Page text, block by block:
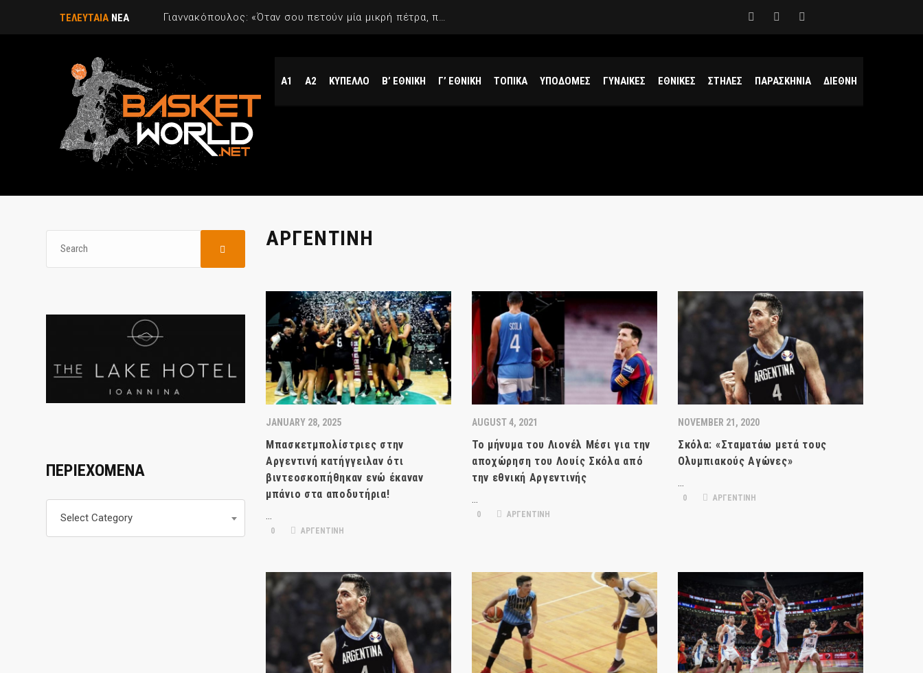
ΤΕΛΕΥΤΑΙΑ ΝΕΑ Γιαννακόπουλος: «Όταν σου πετούν μία μικρή πέτρα, παίρνεις έναν μεγάλο βράχο και τους καταστρέφεις»
Α1 Α2 ΚΥΠΕΛΛΟ Β’ ΕΘΝΙΚΗ Γ’ ΕΘΝΙΚΗ ΤΟΠΙΚΑ ΥΠΟΔΟΜΕΣ ΓΥΝΑΙΚΕΣ ΕΘΝΙΚΕΣ ΣΤΗΛΕΣ ΠΑΡΑΣΚΗΝΙΑ ΔΙΕΘΝΗ
ΑΡΓΕΝΤΙΝΗ
JANUARY 28, 2025
Μπασκετμπολίστριες στην
Αργεντινή κατήγγειλαν ότι
βιντεοσκοπήθηκαν ενώ έκαναν
μπάνιο στα αποδυτήρια!
…
0 ΑΡΓΕΝΤΙΝΗ
AUGUST 4, 2021
Το μήνυμα του Λιονέλ Μέσι για την
αποχώρηση του Λουίς Σκόλα από
την εθνική Αργεντινής
…
0 ΑΡΓΕΝΤΙΝΗ
NOVEMBER 21, 2020
Σκόλα: «Σταματάω μετά τους
Ολυμπιακούς Αγώνες»
…
0 ΑΡΓΕΝΤΙΝΗ
ΠΕΡΙΕΧΟΜΕΝΑ
Select Category